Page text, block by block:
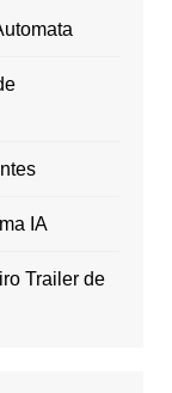
IA
Trailer de